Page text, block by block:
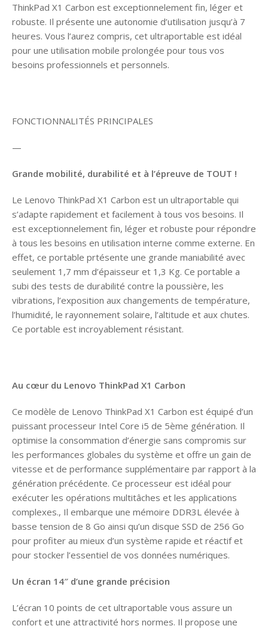
ThinkPad X1 Carbon est exceptionnelement fin, léger et
robuste. Il présente une autonomie d’utilisation jusqu’à 7
heures. Vous l’aurez compris, cet ultraportable est idéal
pour une utilisation mobile prolongée pour tous vos
besoins professionnels et personnels.
FONCTIONNALITÉS PRINCIPALES
—
Grande mobilité, durabilité et à l’épreuve de TOUT !
Le Lenovo ThinkPad X1 Carbon est un ultraportable qui
s’adapte rapidement et facilement à tous vos besoins. Il
est exceptionnelement fin, léger et robuste pour répondre
à tous les besoins en utilisation interne comme externe. En
effet, ce portable prtésente une grande maniabilité avec
seulement 1,7 mm d’épaisseur et 1,3 Kg. Ce portable a
subi des tests de durabilité contre la poussière, les
vibrations, l’exposition aux changements de température,
l’humidité, le rayonnement solaire, l’altitude et aux chutes.
Ce portable est incroyablement résistant.
Au cœur du Lenovo ThinkPad X1 Carbon
Ce modèle de Lenovo ThinkPad X1 Carbon est équipé d’un
puissant processeur Intel Core i5 de 5ème génération. Il
optimise la consommation d’énergie sans compromis sur
les performances globales du système et offre un gain de
vitesse et de performance supplémentaire par rapport à la
génération précédente. Ce processeur est idéal pour
exécuter les opérations multitâches et les applications
complexes., Il embarque une mémoire DDR3L élevée à
basse tension de 8 Go ainsi qu’un disque SSD de 256 Go
pour profiter au mieux d’un système rapide et réactif et
pour stocker l’essentiel de vos données numériques.
Un écran 14″ d’une grande précision
L’écran 10 points de cet ultraportable vous assure un
confort et une attractivité hors normes. Il propose une